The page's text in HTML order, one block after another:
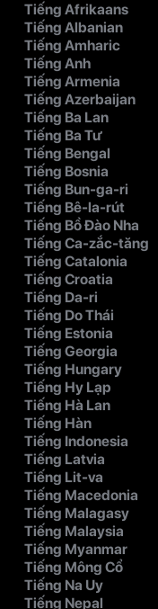
Tiếng Afrikaans
Tiếng Albanian
Tiếng Amharic
Tiếng Anh
Tiếng Armenia
Tiếng Azerbaijan
Tiếng Ba Lan
Tiếng Ba Tư
Tiếng Bengal
Tiếng Bosnia
Tiếng Bun-ga-ri
Tiếng Bê-la-rút
Tiếng Bồ Đào Nha
Tiếng Ca-zắc-tăng
Tiếng Catalonia
Tiếng Croatia
Tiếng Da-ri
Tiếng Do Thái
Tiếng Estonia
Tiếng Georgia
Tiếng Hungary
Tiếng Hy Lạp
Tiếng Hà Lan
Tiếng Hàn
Tiếng Indonesia
Tiếng Latvia
Tiếng Lit-va
Tiếng Macedonia
Tiếng Malagasy
Tiếng Malaysia
Tiếng Myanmar
Tiếng Mông Cổ
Tiếng Na Uy
Tiếng Nepal